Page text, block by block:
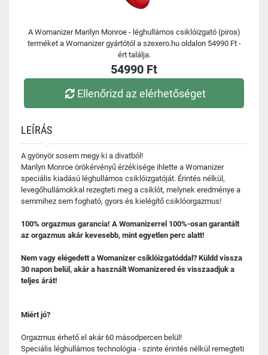
A Womanizer Marilyn Monroe - léghullámos csiklóizgató (piros)
terméket a Womanizer gyártótól a szexero.hu oldalon 54990 Ft -
ért találja.
54990 Ft
Ellenőrizd az elérhetőséget
LEÍRÁS
A gyönyör sosem megy ki a divatból!
Marilyn Monroe örökérvényű érzékisége ihlette a Womanizer
speciális kiadású léghullámos csiklóizgatóját. Érintés nélkül,
levegőhullámokkal rezegteti meg a csiklót, melynek eredménye a
semmihez sem fogható, gyors és kielégítő csiklóorgazmus!
100% orgazmus garancia! A Womanizerrel 100%-osan garantált
az orgazmus akár kevesebb, mint egyetlen perc alatt!
Nem vagy elégedett a Womanizer csiklóizgatóddal? Küldd vissza
30 napon belül, akár a használt Womanizered és visszaadjuk a
teljes árát!
Miért jó?
Orgazmus érhető el akár 60 másodpercen belül!
Speciális léghullámos technológia - szinte érintés nélkül remegteti